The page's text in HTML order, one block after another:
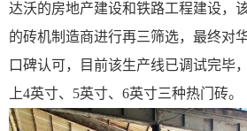
达沃的房地产建设和铁路工程建设，
的砖机制造商进行再三筛选，最终对
口碑认可，目前该生产线已调试完毕
上4英寸、5英寸、6英寸三种热门砖。